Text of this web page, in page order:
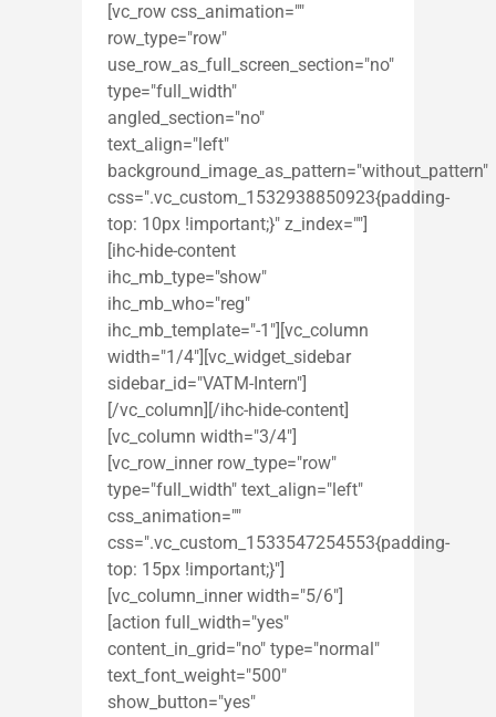
[vc_row css_animation=""
row_type="row"
use_row_as_full_screen_section="no"
type="full_width"
angled_section="no"
text_align="left"
background_image_as_pattern="without_pattern"
css=".vc_custom_1532938850923{padding-
top: 10px !important;}" z_index=""]
[ihc-hide-content
ihc_mb_type="show"
ihc_mb_who="reg"
ihc_mb_template="-1"][vc_column
width="1/4"][vc_widget_sidebar
sidebar_id="VATM-Intern"]
[/vc_column][/ihc-hide-content]
[vc_column width="3/4"]
[vc_row_inner row_type="row"
type="full_width" text_align="left"
css_animation=""
css=".vc_custom_1533547254553{padding-
top: 15px !important;}"]
[vc_column_inner width="5/6"]
[action full_width="yes"
content_in_grid="no" type="normal"
text_font_weight="500"
show_button="yes"